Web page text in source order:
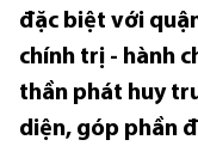
đặc biệt với
chính trị - hành
thần phát huy
diện, góp phần